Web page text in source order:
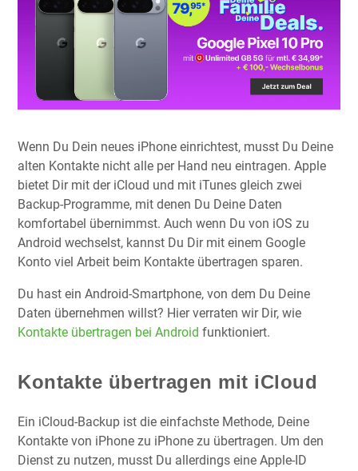
Wenn Du Dein neues iPhone einrichtest, musst Du Deine
alten Kontakte nicht alle per Hand neu eintragen. Apple
bietet Dir mit der iCloud und mit iTunes gleich zwei
Backup-Programme, mit denen Du Deine Daten
komfortabel übernimmst. Auch wenn Du von iOS zu
Android wechselst, kannst Du Dir mit einem Google
Konto viel Arbeit beim Kontakte übertragen sparen.
Du hast ein Android-Smartphone, von dem Du Deine
Daten übernehmen willst? Hier verraten wir Dir, wie
Kontakte übertragen bei Android funktioniert.
Kontakte übertragen mit iCloud
Ein iCloud-Backup ist die einfachste Methode, Deine
Kontakte von iPhone zu iPhone zu übertragen. Um den
Dienst zu nutzen, musst Du allerdings eine Apple-ID